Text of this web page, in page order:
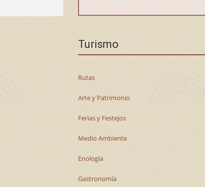
Turismo
Rutas
Arte y Patrimonio
Ferias y Festejos
Medio Ambiente
Enología
Gastronomía